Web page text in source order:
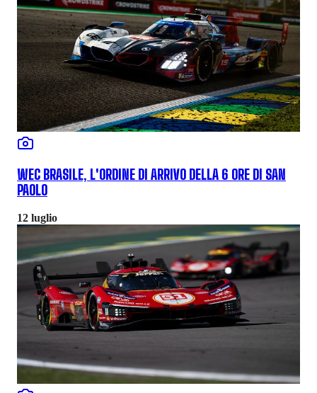
WEC BRASILE, L'ORDINE DI ARRIVO DELLA 6 ORE DI SAN
PAOLO
12 luglio